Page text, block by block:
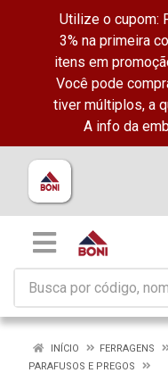
Utilize o cupom:
3% na primeira
itens em
Você pode
tiver múltiplos, a
A info da
INÍCIO
FERRAGENS
PARAFUSOS E PREGOS